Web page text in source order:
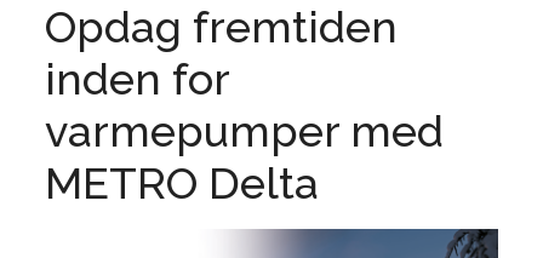
Opdag fremtiden
inden for
varmepumper med
METRO Delta